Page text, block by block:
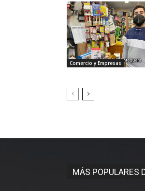
Comercio y Empresas
MÁS POPULARES